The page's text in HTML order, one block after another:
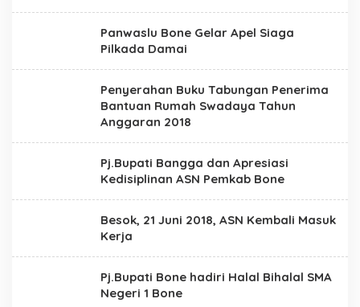
Panwaslu Bone Gelar Apel Siaga
Pilkada Damai
Penyerahan Buku Tabungan Penerima
Bantuan Rumah Swadaya Tahun
Anggaran 2018
Pj.Bupati Bangga dan Apresiasi
Kedisiplinan ASN Pemkab Bone
Besok, 21 Juni 2018, ASN Kembali Masuk
Kerja
Pj.Bupati Bone hadiri Halal Bihalal SMA
Negeri 1 Bone